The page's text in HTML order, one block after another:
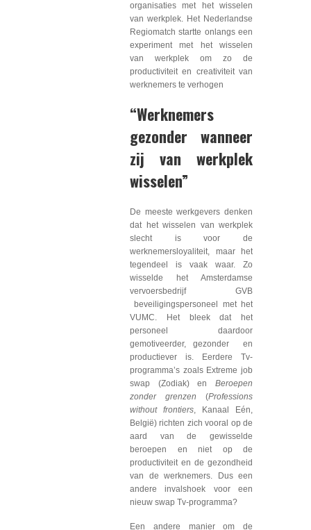
organisaties met het wisselen
van werkplek. Het Nederlandse
Regiomatch startte onlangs een
experiment met het wisselen
van werkplek om zo de
productiviteit en creativiteit van
werknemers te verhogen
“Werknemers
gezonder wanneer
zij van werkplek
wisselen”
De meeste werkgevers denken
dat het wisselen van werkplek
slecht is voor de
werknemersloyaliteit, maar het
tegendeel is vaak waar. Zo
wisselde het Amsterdamse
vervoersbedrijf GVB
beveiligingspersoneel met het
VUMC. Het bleek dat het
personeel daardoor
gemotiveerder, gezonder en
productiever is. Eerdere Tv-
programma’s zoals Extreme job
swap (Zodiak) en Beroepen
zonder grenzen (Professions
without frontiers, Kanaal Eén,
België) richten zich vooral op de
aard van de gewisselde
beroepen en niet op de
productiviteit en de gezondheid
van de werknemers. Dus een
andere invalshoek voor een
nieuw swap Tv-programma?
Een andere manier om de